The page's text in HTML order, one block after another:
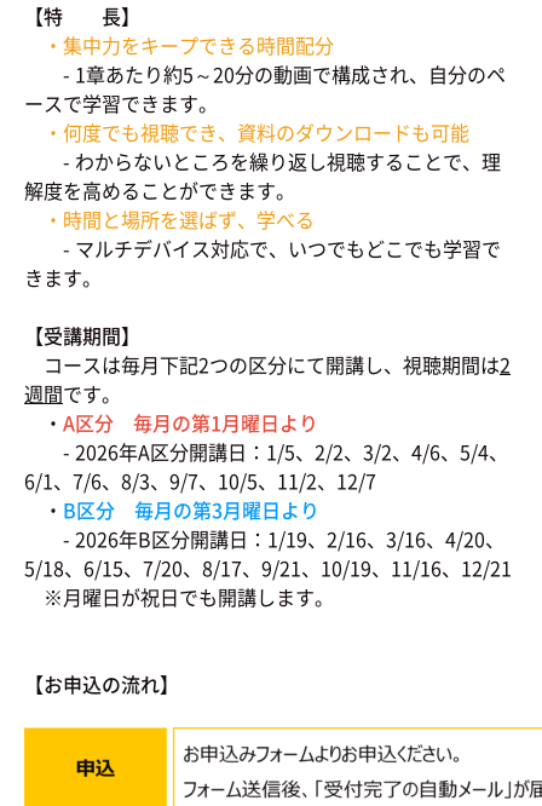
【特 長】
・集中力をキープできる時間配分
- 1章あたり約5～20分の動画で構成され、自分のペ
ースで学習できます。
・何度でも視聴でき、資料のダウンロードも可能
- わからないところを繰り返し視聴することで、理
解度を高めることができます。
・時間と場所を選ばず、学べる
- マルチデバイス対応で、いつでもどこでも学習で
きます。
【受講期間】
コースは毎月下記2つの区分にて開講し、視聴期間は2
週間です。
・ A区分 毎月の第1月曜日より
- 2026年A区分開講日：1/5、2/2、3/2、4/6、5/4、
6/1、7/6、8/3、9/7、10/5、11/2、12/7
・ B区分 毎月の第3月曜日より
- 2026年B区分開講日：1/19、2/16、3/16、4/20、
5/18、6/15、7/20、8/17、9/21、10/19、11/16、12/21
※月曜日が祝日でも開講します。
【お申込の流れ】